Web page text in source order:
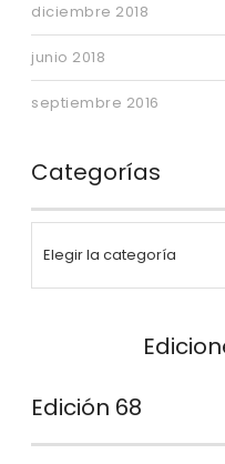
diciembre 2018
junio 2018
septiembre 2016
Categorías
Edición 68